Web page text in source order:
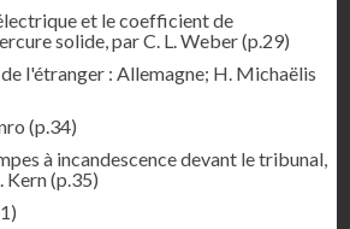
et le coefficient de
solide, par C. L. Weber(p.29)
l'étranger : Allemagne; H. Michaëlis
(p.34)
à incandescence devant le tribunal,
Kern(p.35)